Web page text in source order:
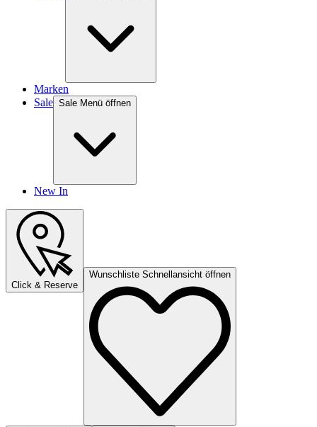
Marken
Sale Sale Menü öffnen
New In
Click & Reserve
Wunschliste Schnellansicht öffnen